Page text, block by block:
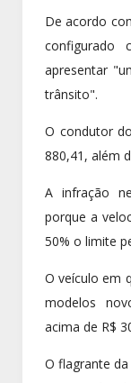
De acordo
configurado
apresentar
trânsito".
O condutor
880,41, além
A infração
porque a
50% o limite
O veículo em
modelos
acima de R$
O flagrante